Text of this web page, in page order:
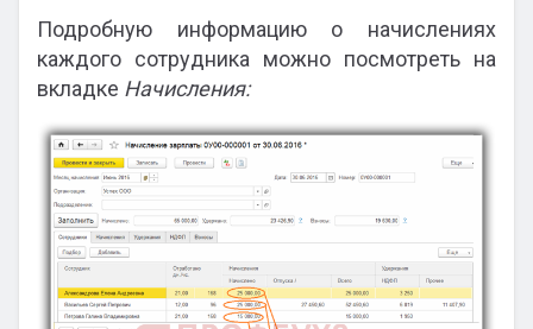
Подробную информацию о начислениях
каждого сотрудника можно посмотреть на
вкладке Начисления: